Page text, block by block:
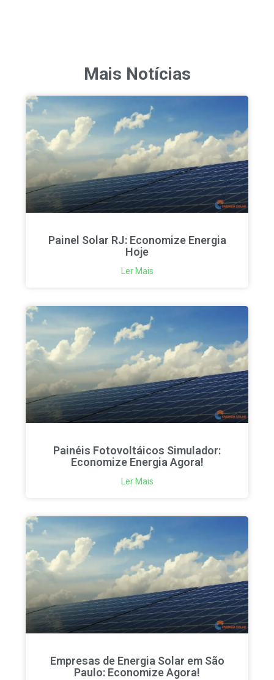
Mais Notícias
Painel Solar RJ: Economize Energia
Hoje
Ler Mais
Painéis Fotovoltáicos Simulador:
Economize Energia Agora!
Ler Mais
Empresas de Energia Solar em São
Paulo: Economize Agora!